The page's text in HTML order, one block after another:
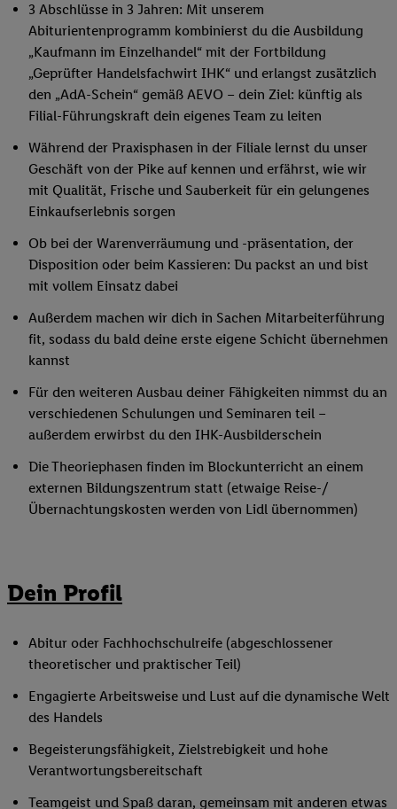
3 Abschlüsse in 3 Jahren: Mit unserem
Abiturientenprogramm kombinierst du die Ausbildung
„Kaufmann im Einzelhandel“ mit der Fortbildung
„Geprüfter Handelsfachwirt IHK“ und erlangst zusätzlich
den „AdA-Schein“ gemäß AEVO – dein Ziel: künftig als
Filial-Führungskraft dein eigenes Team zu leiten
Während der Praxisphasen in der Filiale lernst du unser
Geschäft von der Pike auf kennen und erfährst, wie wir
mit Qualität, Frische und Sauberkeit für ein gelungenes
Einkaufserlebnis sorgen
Ob bei der Warenverräumung und -präsentation, der
Disposition oder beim Kassieren: Du packst an und bist
mit vollem Einsatz dabei
Außerdem machen wir dich in Sachen Mitarbeiterführung
fit, sodass du bald deine erste eigene Schicht übernehmen
kannst
Für den weiteren Ausbau deiner Fähigkeiten nimmst du an
verschiedenen Schulungen und Seminaren teil –
außerdem erwirbst du den IHK-Ausbilderschein
Die Theoriephasen finden im Blockunterricht an einem
externen Bildungszentrum statt (etwaige Reise-/
Übernachtungskosten werden von Lidl übernommen)
Dein Profil
Abitur oder Fachhochschulreife (abgeschlossener
theoretischer und praktischer Teil)
Engagierte Arbeitsweise und Lust auf die dynamische Welt
des Handels
Begeisterungsfähigkeit, Zielstrebigkeit und hohe
Verantwortungsbereitschaft
Teamgeist und Spaß daran, gemeinsam mit anderen etwas